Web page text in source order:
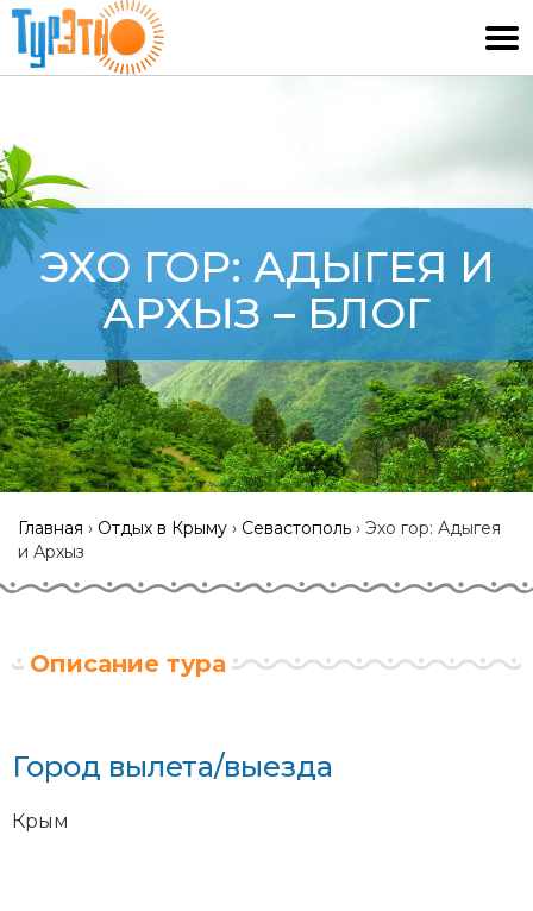
ЭХО ГОР: АДЫГЕЯ И
АРХЫЗ – БЛОГ
Главная › Отдых в Крыму › Севастополь › Эхо гор: Адыгея
и Архыз
Описание тура
Город вылета/выезда
Крым